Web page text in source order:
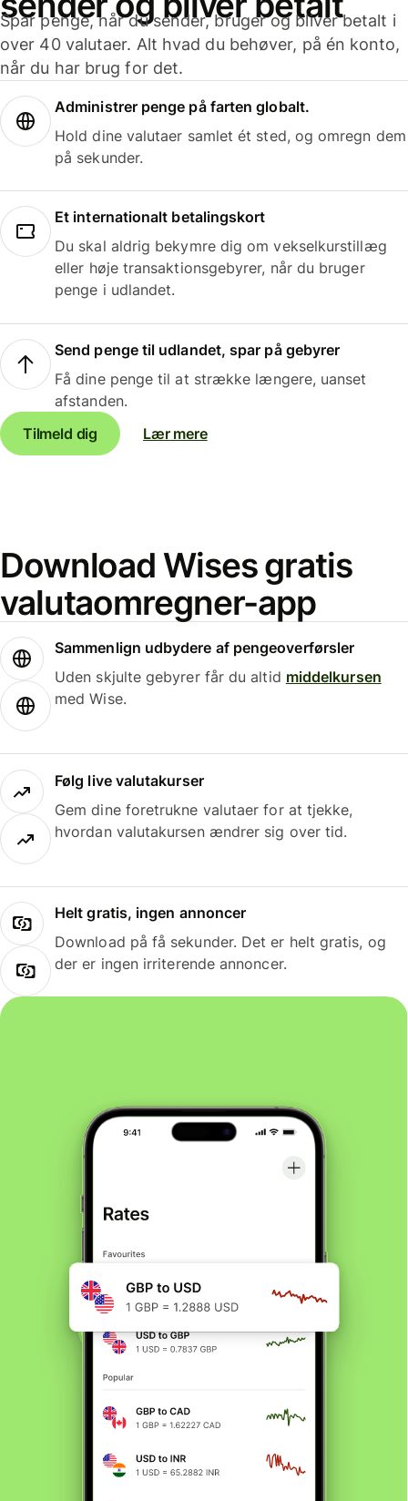
Spar penge, når du sender, bruger og bliver betalt i
over 40 valutaer. Alt hvad du behøver, på én konto,
når du har brug for det.
Administrer penge på farten globalt.
Hold dine valutaer samlet ét sted, og omregn dem
på sekunder.
Et internationalt betalingskort
Du skal aldrig bekymre dig om vekselkurstillæg
eller høje transaktionsgebyrer, når du bruger
penge i udlandet.
Send penge til udlandet, spar på gebyrer
Få dine penge til at strække længere, uanset
afstanden.
Tilmeld dig
Lær mere
Download Wises gratis
valutaomregner-app
Sammenlign udbydere af pengeoverførsler
Uden skjulte gebyrer får du altid middelkursen
med Wise.
Følg live valutakurser
Gem dine foretrukne valutaer for at tjekke,
hvordan valutakursen ændrer sig over tid.
Helt gratis, ingen annoncer
Download på få sekunder. Det er helt gratis, og
der er ingen irriterende annoncer.